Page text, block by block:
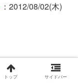
：2012/08/02(木)
：2012/08/02(木)
トップ サイドバー